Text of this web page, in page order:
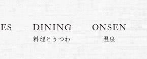
DINING
料理とうつわ
ONSEN
温泉